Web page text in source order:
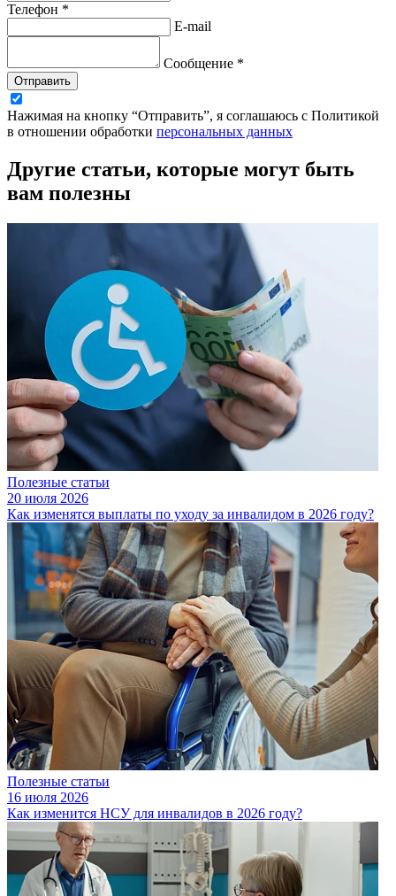
Телефон *
E-mail
Сообщение *
Отправить
Нажимая на кнопку “Отправить”, я соглашаюсь с Политикой
в отношении обработки персональных данных
Другие статьи, которые могут быть
вам полезны
Полезные статьи
20 июля 2026
Как изменятся выплаты по уходу за инвалидом в 2026 году?
Полезные статьи
16 июля 2026
Как изменится НСУ для инвалидов в 2026 году?